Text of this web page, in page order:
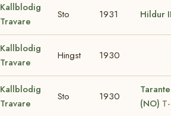
Kallblodig
Travare
Sto 1931 Hildur
Kallblodig
Travare
Hingst 1930
Kallblodig
Travare
Sto 1930
(NO)